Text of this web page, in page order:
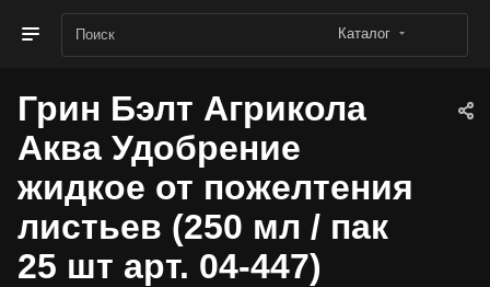
Каталог
Грин Бэлт Агрикола
Аква Удобрение
жидкое от пожелтения
листьев (250 мл / пак
25 шт арт. 04-447)